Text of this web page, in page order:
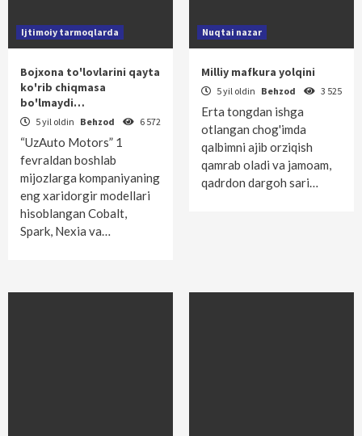
Ijtimoiy tarmoqlarda
Bojxona to'lovlarini qayta
ko'rib chiqmasa
bo'lmaydi…
5 yil oldin Behzod 6 572
“UzAuto Motors” 1
fevraldan boshlab
mijozlarga kompaniyaning
eng xaridorgir modellari
hisoblangan Cobalt,
Spark, Nexia va…
Nuqtai nazar
Milliy mafkura yolqini
5 yil oldin Behzod 3 525
Erta tongdan ishga
otlangan chog'imda
qalbimni ajib orziqish
qamrab oladi va jamoam,
qadrdon dargoh sari…